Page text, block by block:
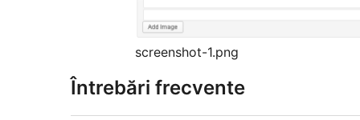
screenshot-1.png
Întrebări frecvente